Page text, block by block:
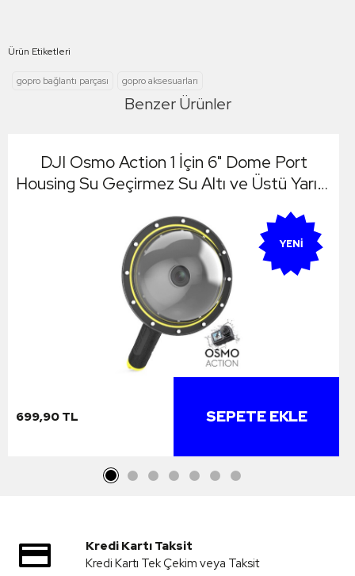
Ürün Etiketleri
gopro bağlantı parçası gopro aksesuarları
Benzer Ürünler
DJI Osmo Action 1 İçin 6" Dome Port
Housing Su Geçirmez Su Altı ve Üstü Yarım
YENI
699,90 TL SEPETE EKLE
Kredi Kartı Taksit
Kredi Kartı Tek Çekim veya Taksit